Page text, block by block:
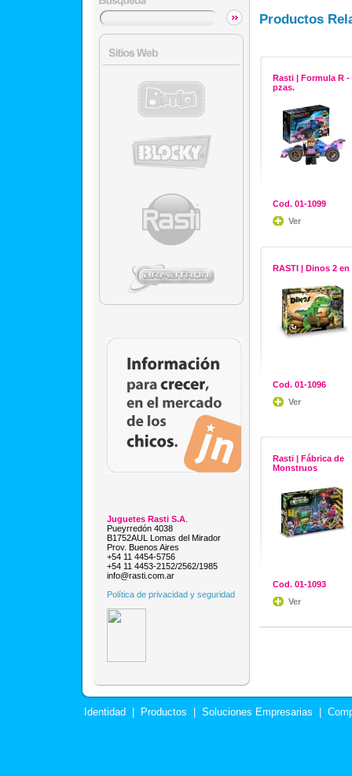
Juguetes Rasti S.A
Pueyrredón 4038
B1752AUL Lomas del Mirador
Prov. Buenos Aires
+54 11 4454-5756
+54 11 4453-2152/2562/1985
info@rasti.com.ar
Política de privacidad y seguridad
Productos
Rasti | Formula R -
pzas.
Cod. 01-1099
Ver
RASTI | Dinos 2 en
Cod. 01-1096
Ver
Rasti | Fábrica de
Monstruos
Cod. 01-1093
Ver
Identidad Productos Soluciones Empresarias